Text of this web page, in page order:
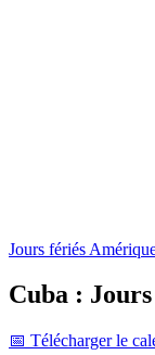
Jours fériés
Cuba :
📅 Télécharger le